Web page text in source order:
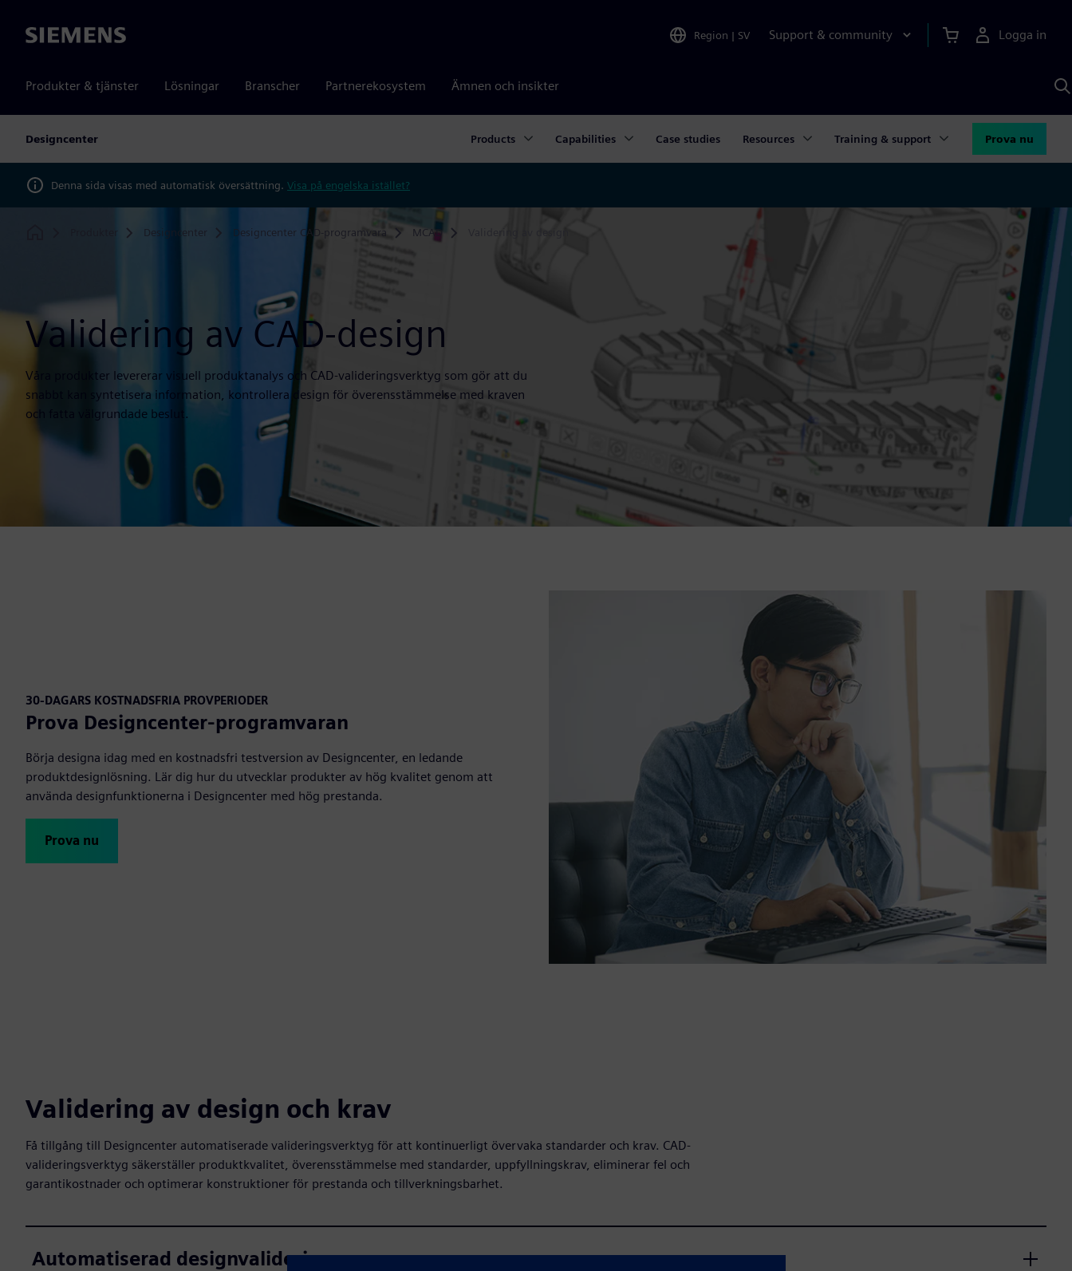
Siemens Region | SV Support & community Logga in
Produkter & tjänster Lösningar Branscher Partnerekosystem Ämnen och insikter
Designcenter Products Capabilities Case studies Resources Training & support Prova nu
Denna sida visas med automatisk översättning. Visa på engelska istället?
Designcenter Designcenter CAD-programvara MCAD
Validering av CAD-design
Våra produkter levererar visuell produktanalys och CAD-valideringsverktyg som gör att du
snabbt kan syntetisera information, kontrollera design för överensstämmelse med kraven
och fatta välgrundade beslut.
30-DAGARS KOSTNADSFRIA PROVPERIODER
Prova Designcenter-programvaran
Börja designa idag med en kostnadsfri testversion av Designcenter, en ledande
produktdesignlösning. Lär dig hur du utvecklar produkter av hög kvalitet genom att
använda designfunktionerna i Designcenter med hög prestanda.
Prova nu
Validering av design och krav
Få tillgång till Designcenter automatiserade valideringsverktyg för att kontinuerligt övervaka standarder och krav. CAD-
valideringsverktyg säkerställer produktkvalitet, överensstämmelse med standarder, uppfyllningskrav, eliminerar fel och
garantikostnader och optimerar konstruktioner för prestanda och tillverkningsbarhet.
Automatiserad designvalideringsprogramvara